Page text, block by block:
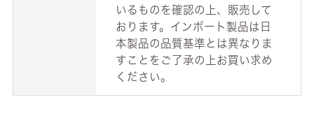
いるものを確認の上、販売して
おります。インポート製品は日
本製品の品質基準とは異なりま
すことをご了承の上お買い求め
ください。